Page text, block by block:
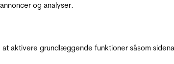
og analyser.
aktivere grundlæggende funktioner såsom